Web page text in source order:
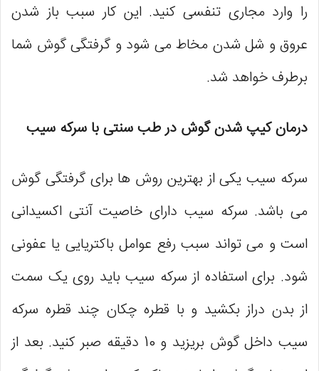
را وارد مجاری تنفسی کنید. این کار سبب باز شدن
عروق و شل شدن مخاط می ‌شود و گرفتگی گوش شما
برطرف خواهد شد.
درمان کیپ شدن گوش در طب سنتی با سرکه سیب
سرکه‌ سیب یکی از بهترین روش ها برای گرفتگی گوش
می باشد. سرکه سیب دارای خاصیت آنتی اکسیدانی
است و می ‌تواند سبب رفع عوامل باکتریایی یا عفونی
شود. برای استفاده از سرکه سیب باید روی یک سمت
از بدن دراز بکشید و با قطره چکان چند قطره سرکه
سیب داخل گوش بریزید و 10 دقیقه صبر کنید. بعد از